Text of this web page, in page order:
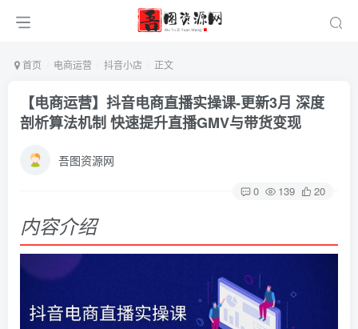
首页 电商运营 抖音小店 正文
【电商运营】抖音电商直播实操课-更新3月 深度
剖析算法机制 快速提升直播GMV与带货变现
吾图资源网
0 139 20
内容介绍